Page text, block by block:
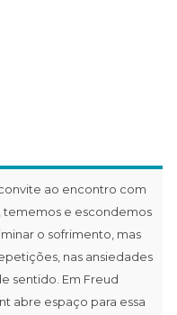
ao encontro com
tememos e escondemos
o sofrimento, mas
nas ansiedades
sentido. Em Freud
abre espaço para essa